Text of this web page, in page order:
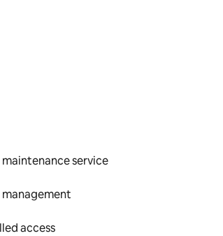
service
access